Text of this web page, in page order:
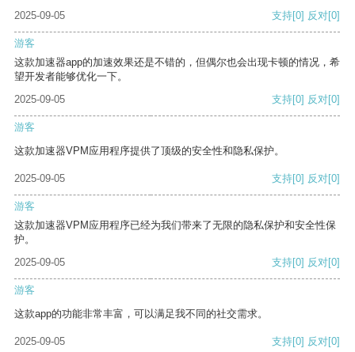
2025-09-05
支持[0] 反对[0]
游客
这款加速器app的加速效果还是不错的，但偶尔也会出现卡顿的情况，希
望开发者能够优化一下。
2025-09-05
支持[0] 反对[0]
游客
这款加速器VPM应用程序提供了顶级的安全性和隐私保护。
2025-09-05 支持[0] 反对[0]
游客
这款加速器VPM应用程序已经为我们带来了无限的隐私保护和安全性保
护。
2025-09-05
支持[0] 反对[0]
游客
这款app的功能非常丰富，可以满足我不同的社交需求。
2025-09-05 支持[0] 反对[0]